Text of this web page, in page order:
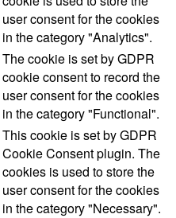
user consent for the cookies
in the category "Analytics".
The cookie is set by GDPR
cookie consent to record the
user consent for the cookies
in the category "Functional".
This cookie is set by GDPR
Cookie Consent plugin. The
cookies is used to store the
user consent for the cookies
in the category "Necessary".